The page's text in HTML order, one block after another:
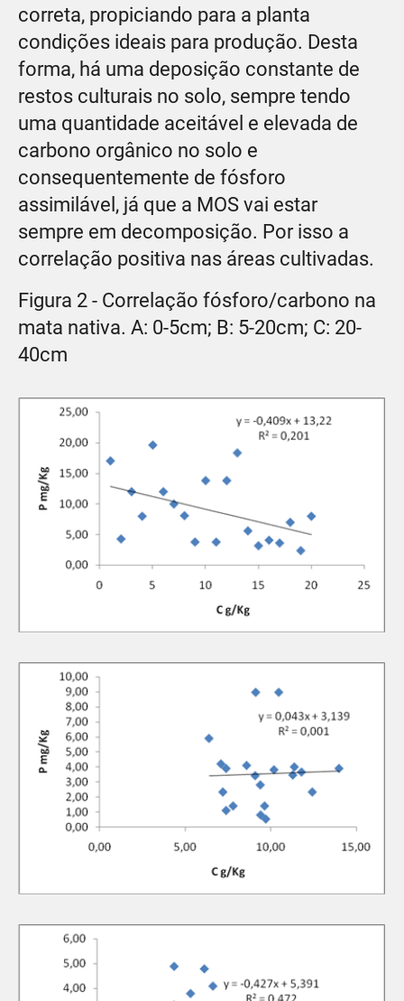
correta, propiciando para a planta
condições ideais para produção. Desta
forma, há uma deposição constante de
restos culturais no solo, sempre tendo
uma quantidade aceitável e elevada de
carbono orgânico no solo e
consequentemente de fósforo
assimilável, já que a MOS vai estar
sempre em decomposição. Por isso a
correlação positiva nas áreas cultivadas.
Figura 2 - Correlação fósforo/carbono na
mata nativa. A: 0-5cm; B: 5-20cm; C: 20-
40cm